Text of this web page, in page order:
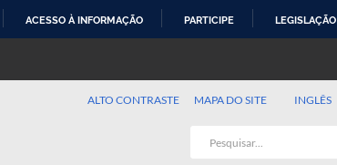
ACESSO À INFORMAÇÃO PARTICIPE LEGISLAÇÃO
INGLÊS
ALTO CONTRASTE MAPA DO SITE